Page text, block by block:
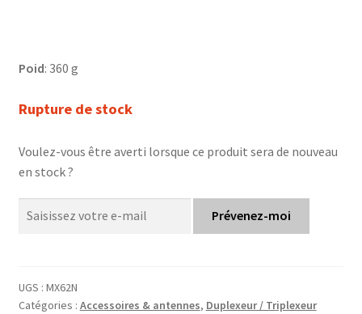
Poid: 360 g
Rupture de stock
Voulez-vous être averti lorsque ce produit sera de nouveau
en stock ?
Prévenez-moi
UGS : MX62N
Catégories : Accessoires & antennes, Duplexeur / Triplexeur